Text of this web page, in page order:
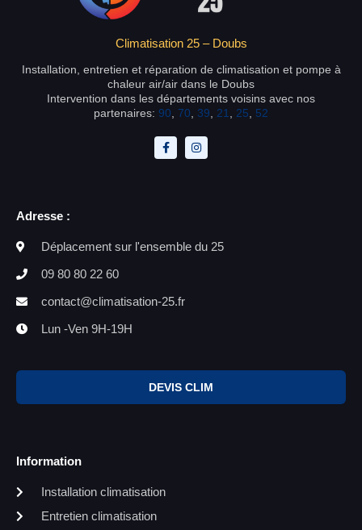
Climatisation 25 – Doubs
Installation, entretien et réparation de climatisation et pompe à
chaleur air/air dans le Doubs
Intervention dans les départements voisins avec nos
partenaires: 90 70 39 21 25 52
Adresse :
Déplacement sur l'ensemble du 25
09 80 80 22 60
contact@climatisation-25.fr
Lun -Ven 9H-19H
DEVIS CLIM
Information
Installation climatisation
Entretien climatisation